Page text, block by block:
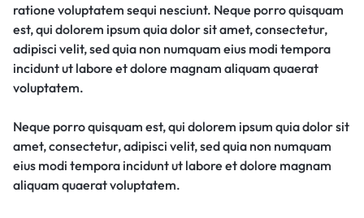
ratione voluptatem sequi nesciunt. Neque porro quisquam
est, qui dolorem ipsum quia dolor sit amet, consectetur,
adipisci velit, sed quia non numquam eius modi tempora
incidunt ut labore et dolore magnam aliquam quaerat
voluptatem.
Neque porro quisquam est, qui dolorem ipsum quia dolor sit
amet, consectetur, adipisci velit, sed quia non numquam
eius modi tempora incidunt ut labore et dolore magnam
aliquam quaerat voluptatem.